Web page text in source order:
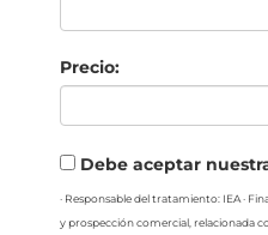
Precio:
Debe aceptar
· Responsable del tratamiento: IEA ·
y prospección comercial, relacionada